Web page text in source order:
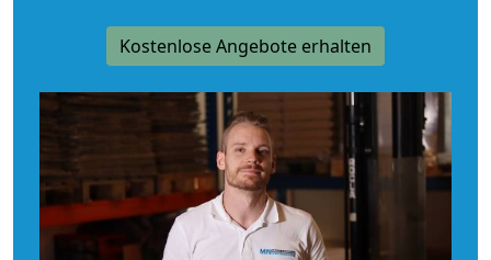
Kostenlose Angebote erhalten